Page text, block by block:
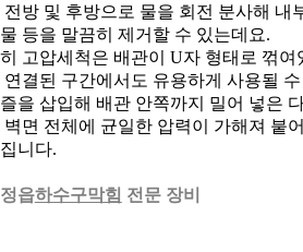
전방 및 후방으로 물을 회전 분사해 내
등을 말끔히 제거할 수 있는데요.
고압세척은 배관이 U자 형태로 꺾
연결된 구간에서도 유용하게 사용될
을 삽입해 배관 안쪽까지 밀어 넣은
벽면 전체에 균일한 압력이 가해져 붙
니다.
읍하수구막힘 전문 장비